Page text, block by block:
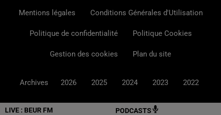
LIVE : BEUR FM PODCASTS
Mentions légales Conditions Générales d'Utilisation
Politique de confidentialité Politique Cookies
Gestion des cookies Plan du site
Archives 2026 2025 2024 2023 2022